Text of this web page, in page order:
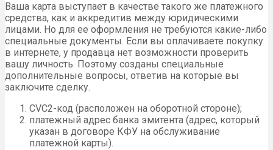
Ваша карта выступает в качестве такого же платежного
средства, как и аккредитив между юридическими
лицами. Но для ее оформления не требуются какие-либо
специальные документы. Если вы оплачиваете покупку
в интернете, у продавца нет возможности проверить
вашу личность. Поэтому созданы специальные
дополнительные вопросы, ответив на которые вы
заключите сделку.
СVC2-код (расположен на оборотной стороне);
платежный адрес банка эмитента (адрес, который
указан в договоре КФУ на обслуживание
платежной карты).